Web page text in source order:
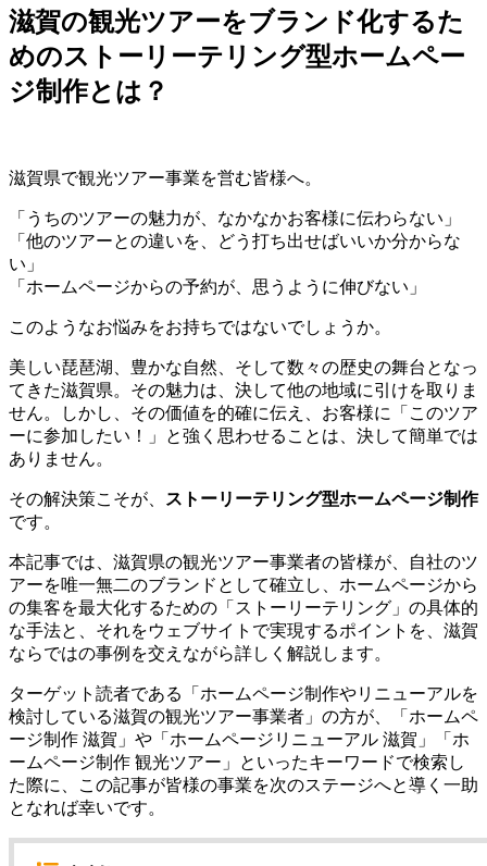
滋賀の観光ツアーをブランド化するた
めのストーリーテリング型ホームペー
ジ制作とは？
滋賀県で観光ツアー事業を営む皆様へ。
「うちのツアーの魅力が、なかなかお客様に伝わらない」
「他のツアーとの違いを、どう打ち出せばいいか分からな
い」
「ホームページからの予約が、思うように伸びない」
このようなお悩みをお持ちではないでしょうか。
美しい琵琶湖、豊かな自然、そして数々の歴史の舞台となっ
てきた滋賀県。その魅力は、決して他の地域に引けを取りま
せん。しかし、その価値を的確に伝え、お客様に「このツア
ーに参加したい！」と強く思わせることは、決して簡単では
ありません。
その解決策こそが、
ストーリーテリング型ホームページ制作
です。
本記事では、滋賀県の観光ツアー事業者の皆様が、自社のツ
アーを唯一無二のブランドとして確立し、ホームページから
の集客を最大化するための「ストーリーテリング」の具体的
な手法と、それをウェブサイトで実現するポイントを、滋賀
ならではの事例を交えながら詳しく解説します。
ターゲット読者である「ホームページ制作やリニューアルを
検討している滋賀の観光ツアー事業者」の方が、「ホームペ
ージ制作 滋賀」や「ホームページリニューアル 滋賀」「ホ
ームページ制作 観光ツアー」といったキーワードで検索し
た際に、この記事が皆様の事業を次のステージへと導く一助
となれば幸いです。